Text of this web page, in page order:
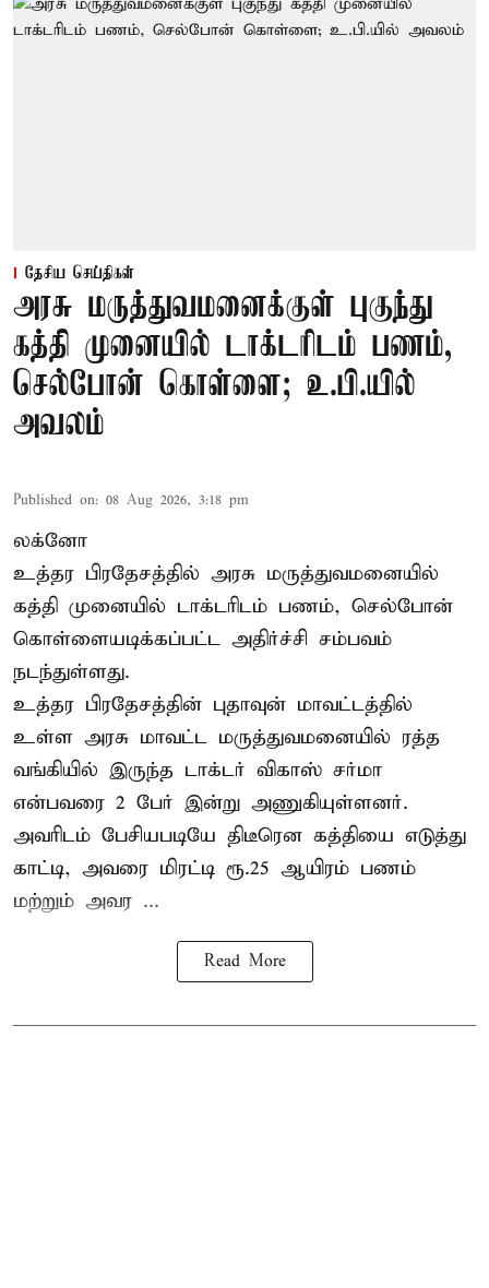
தேசிய செய்திகள்
அரசு மருத்துவமனைக்குள் புகுந்து
கத்தி முனையில் டாக்டரிடம் பணம்,
செல்போன் கொள்ளை; உ.பி.யில்
அவலம்
Published on: 08 Aug 2026, 3:18 pm
லக்னோ
உத்தர பிரதேசத்தில் அரசு மருத்துவமனையில்
கத்தி முனையில் டாக்டரிடம் பணம், செல்போன்
கொள்ளையடிக்கப்பட்ட அதிர்ச்சி சம்பவம்
நடந்துள்ளது.
உத்தர பிரதேசத்தின் புதாவுன் மாவட்டத்தில்
உள்ள அரசு மாவட்ட மருத்துவமனையில் ரத்த
வங்கியில் இருந்த டாக்டர் விகாஸ் சர்மா
என்பவரை 2 பேர் இன்று அணுகியுள்ளனர்.
அவரிடம் பேசியபடியே திடீரென கத்தியை எடுத்து
காட்டி, அவரை மிரட்டி ரூ.25 ஆயிரம் பணம்
மற்றும் அவர ...
Read More